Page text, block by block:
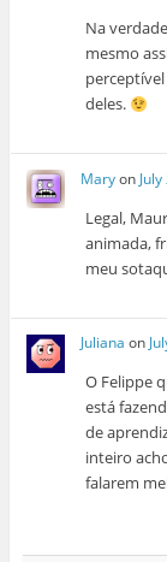
Na
mesmo
deles.
Maryon
Legal,
animada,
meu
Juliana on
O Felippe
está
de
inteiro
falarem